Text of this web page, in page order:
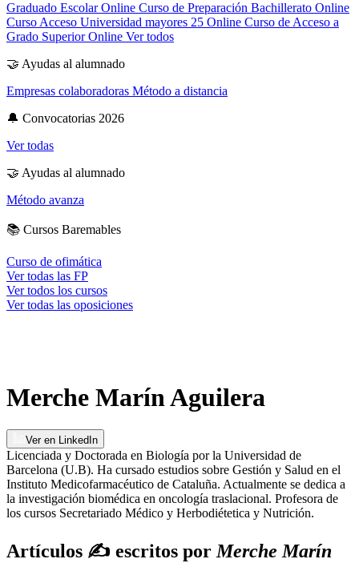
Graduado Escolar Online Curso de Preparación Bachillerato Online
Curso Acceso Universidad mayores 25 Online Curso de Acceso a
Grado Superior Online Ver todos
🤝 Ayudas al alumnado
Empresas colaboradoras Método a distancia
🔔 Convocatorias 2026
Ver todas
🤝 Ayudas al alumnado
Método avanza
📚 Cursos Baremables
Curso de ofimática
Ver todas las FP
Ver todos los cursos
Ver todas las oposiciones
Merche Marín Aguilera
Ver en LinkedIn
Licenciada y Doctorada en Biología por la Universidad de
Barcelona (U.B). Ha cursado estudios sobre Gestión y Salud en el
Instituto Medicofarmacéutico de Cataluña. Actualmente se dedica a
la investigación biomédica en oncología traslacional. Profesora de
los cursos Secretariado Médico y Herbodiétetica y Nutrición.
Artículos ✍️ escritos por Merche Marín